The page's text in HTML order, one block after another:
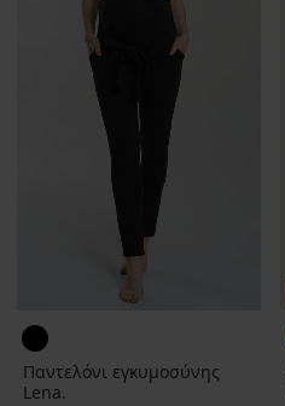
Παντελόνι εγκυμοσύνης
Lena.